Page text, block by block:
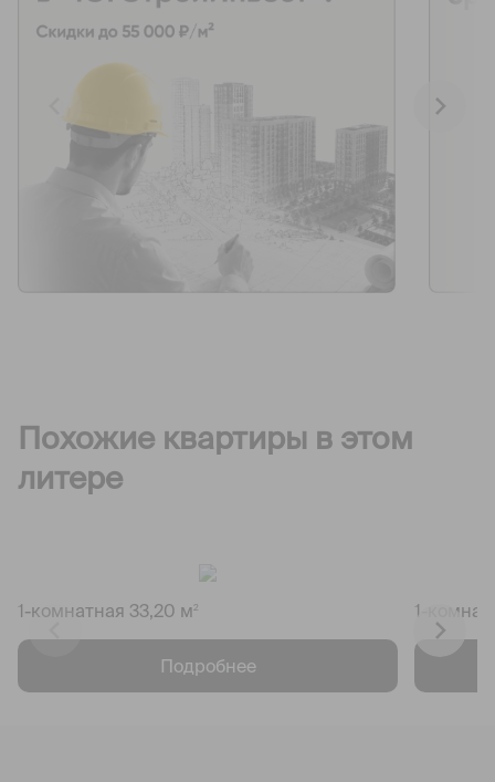
Похожие квартиры в этом
литере
1-комнатная 33,20 м 2
Подробнее
1-